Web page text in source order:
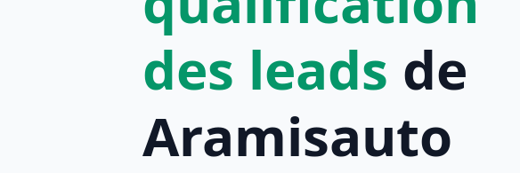
des leads de
Aramisauto